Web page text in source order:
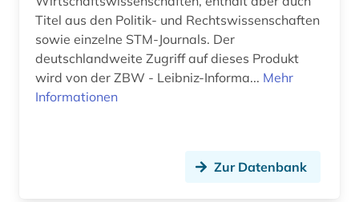
Titel aus den Politik- und Rechtswissenschaften
sowie einzelne STM-Journals. Der
deutschlandweite Zugriff auf dieses Produkt
wird von der ZBW - Leibniz-Informa... Mehr
Informationen
Zur Datenbank